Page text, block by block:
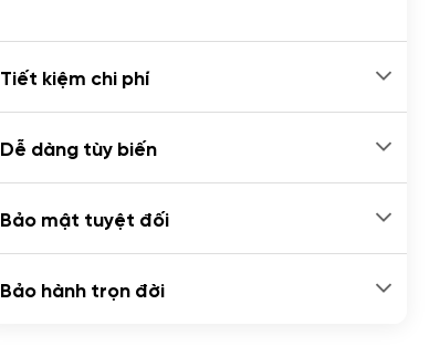
Tiết kiệm chi phí
Dễ dàng tùy biến
Bảo mật tuyệt đối
Bảo hành trọn đời